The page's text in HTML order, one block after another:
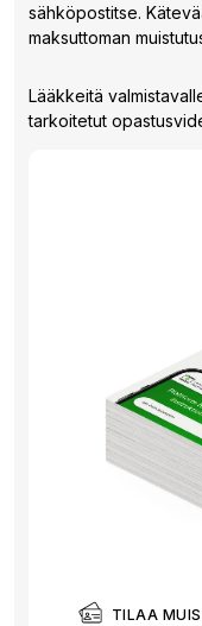
sähköpostitse.
maksuttoman
Lääkkeitä
tarkoitetut
TILAA